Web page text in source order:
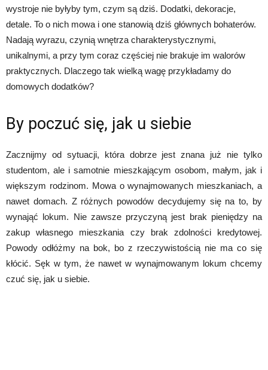
wystroje nie byłyby tym, czym są dziś. Dodatki, dekoracje,
detale. To o nich mowa i one stanowią dziś głównych bohaterów.
Nadają wyrazu, czynią wnętrza charakterystycznymi,
unikalnymi, a przy tym coraz częściej nie brakuje im walorów
praktycznych. Dlaczego tak wielką wagę przykładamy do
domowych dodatków?
By poczuć się, jak u siebie
Zacznijmy od sytuacji, która dobrze jest znana już nie tylko
studentom, ale i samotnie mieszkającym osobom, małym, jak i
większym rodzinom. Mowa o wynajmowanych mieszkaniach, a
nawet domach. Z różnych powodów decydujemy się na to, by
wynająć lokum. Nie zawsze przyczyną jest brak pieniędzy na
zakup własnego mieszkania czy brak zdolności kredytowej.
Powody odłóżmy na bok, bo z rzeczywistością nie ma co się
kłócić. Sęk w tym, że nawet w wynajmowanym lokum chcemy
czuć się, jak u siebie.